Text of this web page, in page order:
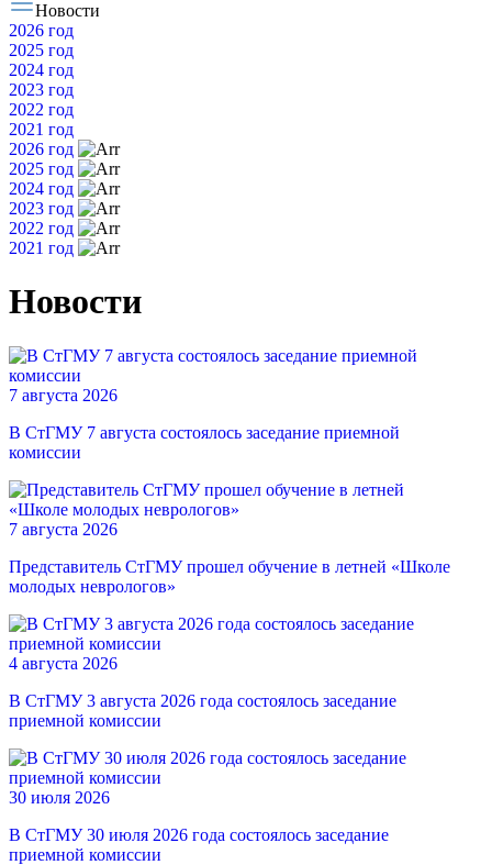
Новости
2026 год
2025 год
2024 год
2023 год
2022 год
2021 год
2026 год
2025 год
2024 год
2023 год
2022 год
2021 год
Новости
7 августа 2026
В СтГМУ 7 августа состоялось заседание приемной
комиссии
7 августа 2026
Представитель СтГМУ прошел обучение в летней «Школе
молодых неврологов»
4 августа 2026
В СтГМУ 3 августа 2026 года состоялось заседание
приемной комиссии
30 июля 2026
В СтГМУ 30 июля 2026 года состоялось заседание
приемной комиссии